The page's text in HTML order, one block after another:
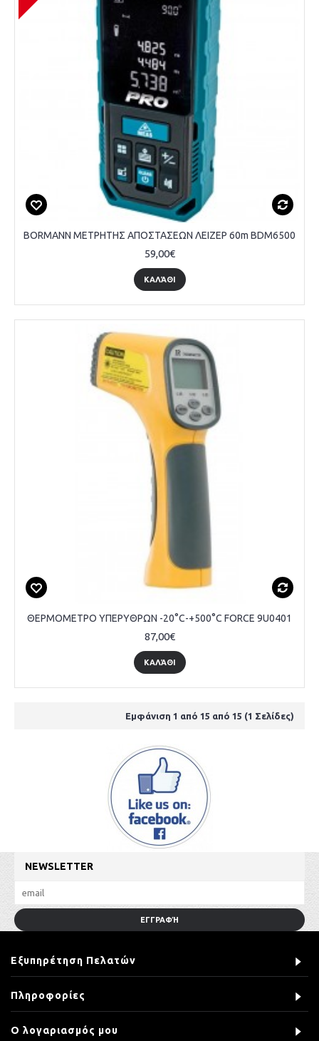
BORMANN ΜΕΤΡΗΤΗΣ ΑΠΟΣΤΑΣΕΩΝ ΛΕΙΖΕΡ 60m BDM6500
59,00€
ΚΑΛΆΘΙ
ΘΕΡΜΟΜΕΤΡΟ ΥΠΕΡΥΘΡΩΝ -20°C-+500°C FORCE 9U0401
87,00€
ΚΑΛΆΘΙ
Εμφάνιση 1 από 15 από 15 (1 Σελίδες)
NEWSLETTER
ΕΓΓΡΑΦΉ
Εξυπηρέτηση Πελατών
Πληροφορίες
Ο λογαριασμός μου